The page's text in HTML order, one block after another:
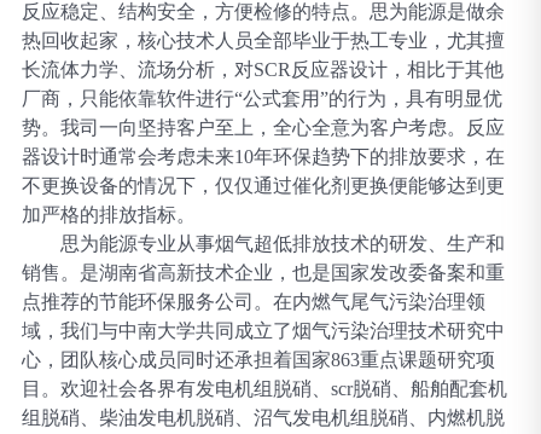
反应稳定、结构安全，方便检修的特点。思为能源是做余
热回收起家，核心技术人员全部毕业于热工专业，尤其擅
长流体力学、流场分析，对SCR反应器设计，相比于其他
厂商，只能依靠软件进行“公式套用”的行为，具有明显优
势。我司一向坚持客户至上，全心全意为客户考虑。反应
器设计时通常会考虑未来10年环保趋势下的排放要求，在
不更换设备的情况下，仅仅通过催化剂更换便能够达到更
加严格的排放指标。
思为能源专业从事烟气超低排放技术的研发、生产和
销售。是湖南省高新技术企业，也是国家发改委备案和重
点推荐的节能环保服务公司。在内燃气尾气污染治理领
域，我们与中南大学共同成立了烟气污染治理技术研究中
心，团队核心成员同时还承担着国家863重点课题研究项
目。欢迎社会各界有发电机组脱硝、scr脱硝、船舶配套机
组脱硝、柴油发电机脱硝、沼气发电机组脱硝、内燃机脱